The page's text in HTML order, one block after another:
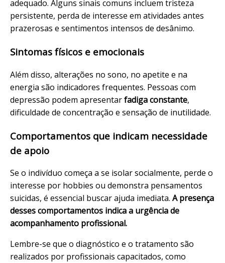
adequado. Alguns sinais comuns incluem tristeza
persistente, perda de interesse em atividades antes
prazerosas e sentimentos intensos de desânimo.
Sintomas físicos e emocionais
Além disso, alterações no sono, no apetite e na
energia são indicadores frequentes. Pessoas com
depressão podem apresentarfadiga constante,
dificuldade de concentração e sensação de inutilidade.
Comportamentos que indicam necessidade
de apoio
Se o indivíduo começa a se isolar socialmente, perde o
interesse por hobbies ou demonstra pensamentos
suicidas, é essencial buscar ajuda imediata. A presença
desses comportamentos indica a urgência de
acompanhamento profissional.
Lembre-se que o diagnóstico e o tratamento são
realizados por profissionais capacitados, como